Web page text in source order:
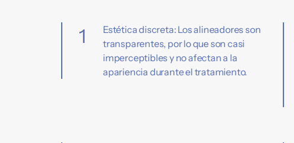
1
Estética discreta: Los alineadores son
transparentes, por lo que son casi
imperceptibles y no afectan a la
apariencia durante el tratamiento.